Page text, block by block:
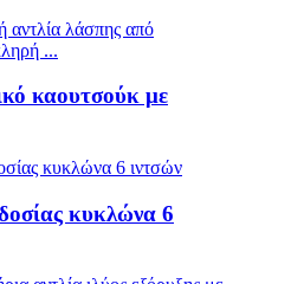
καουτσούκ με
κυκλώνα 6